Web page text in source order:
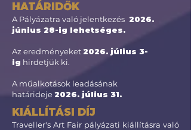
HATÁRIDŐK
A Pályázatra való jelentkezés 2026.
június 28-ig lehetséges.
Az eredményeket2026. július 3-
ig hirdetjük ki.
A műalkotások leadásának
határideje2026. július 31.
KIÁLLÍTÁSI DÍJ
Traveller's Art Fair pályázati kiállításra való